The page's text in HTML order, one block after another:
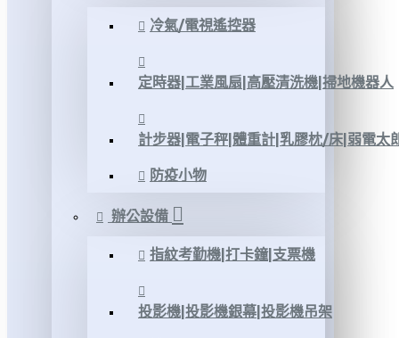
冷氣/電視遙控器
定時器|工業風扇|高壓清洗機|掃地機器人
計步器|電子秤|體重計|乳膠枕/床|弱電太
防疫小物
辦公設備
指紋考勤機|打卡鐘|支票機
投影機|投影機銀幕|投影機吊架